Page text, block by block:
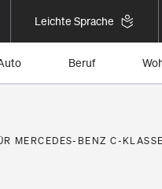
Leichte Sprache
Beruf
MERCEDES-BENZ C-